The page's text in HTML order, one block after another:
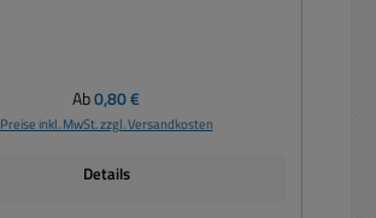
Regulärer Preis:
Ab0,80 €
Preise inkl. MwSt. zzgl. Versandkosten
Details